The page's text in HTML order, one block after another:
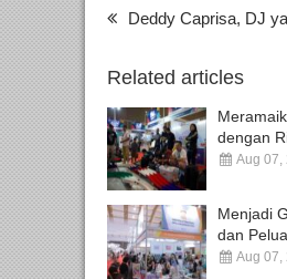
Deddy Caprisa, DJ
Related articles
dengan
Aug 07,
Menjadi
dan
Aug 07,